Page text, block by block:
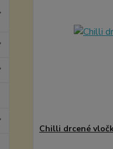
Chilli drcené